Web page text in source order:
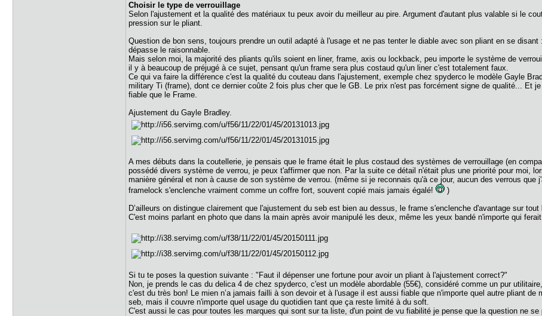
Choisir le type de verrouillage
Selon l'ajustement et la qualité des matériaux tu peux avoir du meilleur au pire. Argument d'autant plus valable si le
pression sur le pliant.
Question de bon sens, toujours prendre un outil adapté à l'usage et ne pas tenter le diable avec son pliant en se
dépasse le raisonnable.
Mais selon moi, la majorité des pliants qu'ils soient en liner, frame, axis ou lockback, peu importe le système de
il y à beaucoup de préjugé à ce sujet, pensant qu'un frame sera plus costaud qu'un liner c'est totalement faux.
Ce qui va faire la différence c'est la qualité du couteau dans l'ajustement, exemple chez spyderco le modèle Gayle
military Ti (frame), dont ce dernier coûte 2 fois plus cher que le GB. Le prix n'est pas forcément signe de qualité... Et
fiable que le Frame.
Ajustement du Gayle Bradley.
A mes débuts dans la coutellerie, je pensais que le frame était le plus costaud des systèmes de verrouillage (en
possédé divers système de verrou, je peux t'affirmer que non. Par la suite ce détail n'était plus une priorité pour moi,
manière général et non à cause de son système de verrou. (même si je reconnais qu'à ce jour, aucun des verrous
framelock s'enclenche vraiment comme un coffre fort, souvent copié mais jamais égalé!
)
D’ailleurs on distingue clairement que l'ajustement du seb est bien au dessus, le frame s'enclenche d'avantage sur
C'est moins parlant en photo que dans la main après avoir manipulé les deux, même les yeux bandé n'importe qui
Si tu te poses la question suivante : "Faut il dépenser une fortune pour avoir un pliant à l'ajustement correct?"
Non, je prends le cas du delica 4 de chez spyderco, c'est un modèle abordable (55€), considéré comme un pur
c'est du très bon! Le mien n’a jamais failli à son devoir et à l'usage il est aussi fiable que n'importe quel autre pliant
seb, mais il couvre n'importe quel usage du quotidien tant que ça reste limité à du soft.
C'est aussi le cas pour toutes les marques qui sont sur ta liste, d'un point de vu fiabilité je pense que la question ne